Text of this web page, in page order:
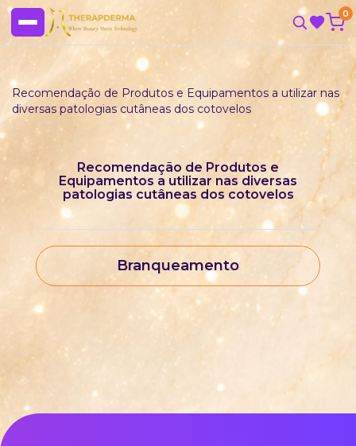
0
Recomendação de Produtos e Equipamentos a utilizar nas
diversas patologias cutâneas dos cotovelos
Recomendação de Produtos e
Equipamentos a utilizar nas diversas
patologias cutâneas dos cotovelos
Branqueamento